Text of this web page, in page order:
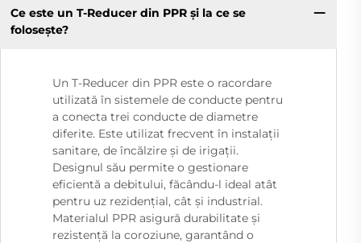
Ce este un T-Reducer din PPR și la ce se
folosește?
Un T-Reducer din PPR este o racordare
utilizată în sistemele de conducte pentru
a conecta trei conducte de diametre
diferite. Este utilizat frecvent în instalații
sanitare, de încălzire și de irigații.
Designul său permite o gestionare
eficientă a debitului, făcându-l ideal atât
pentru uz rezidențial, cât și industrial.
Materialul PPR asigură durabilitate și
rezistență la coroziune, garantând o